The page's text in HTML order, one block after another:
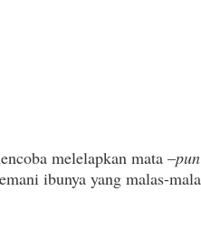
melelapkan mata –pun
ibunya yang malas-